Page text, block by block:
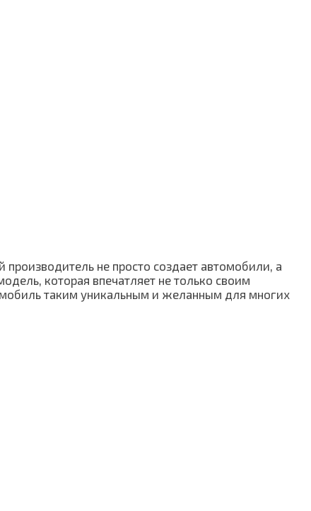
не просто создает автомобили, а
которая впечатляет не только своим
таким уникальным и желанным для многих